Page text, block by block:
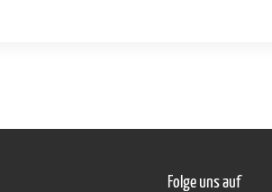
Folge uns auf